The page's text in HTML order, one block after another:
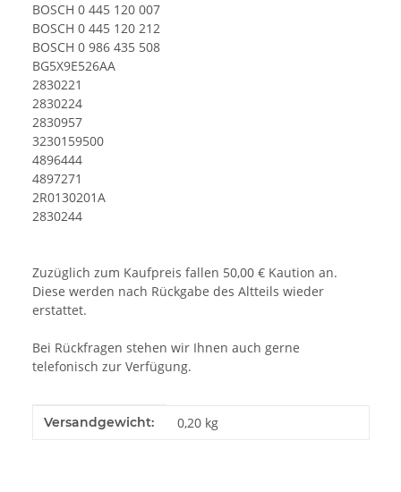
BOSCH 0 445 120 007
BOSCH 0 445 120 212
BOSCH 0 986 435 508
BG5X9E526AA
2830221
2830224
2830957
3230159500
4896444
4897271
2R0130201A
2830244
Zuzüglich zum Kaufpreis fallen 50,00 € Kaution an.
Diese werden nach Rückgabe des Altteils wieder
erstattet.
Bei Rückfragen stehen wir Ihnen auch gerne
telefonisch zur Verfügung.
Produkteigenschaft
Wert
Versandgewicht: 0,20 kg